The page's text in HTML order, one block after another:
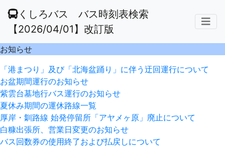
くしろバス バス時刻表検索
【2026/04/01】改訂版
お知らせ
「港まつり」及び「北海盆踊り」に伴う迂回運行について
お盆期間運行のお知らせ
紫雲台墓地行バス運行のお知らせ
夏休み期間の運休路線一覧
厚岸・釧路線 始発停留所「アヤメヶ原」廃止について
白糠出張所、営業日変更のお知らせ
バス回数券の使用終了および払戻しについて